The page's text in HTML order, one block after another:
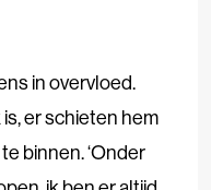
in overvloed.
er schieten hem
binnen. ‘Onder